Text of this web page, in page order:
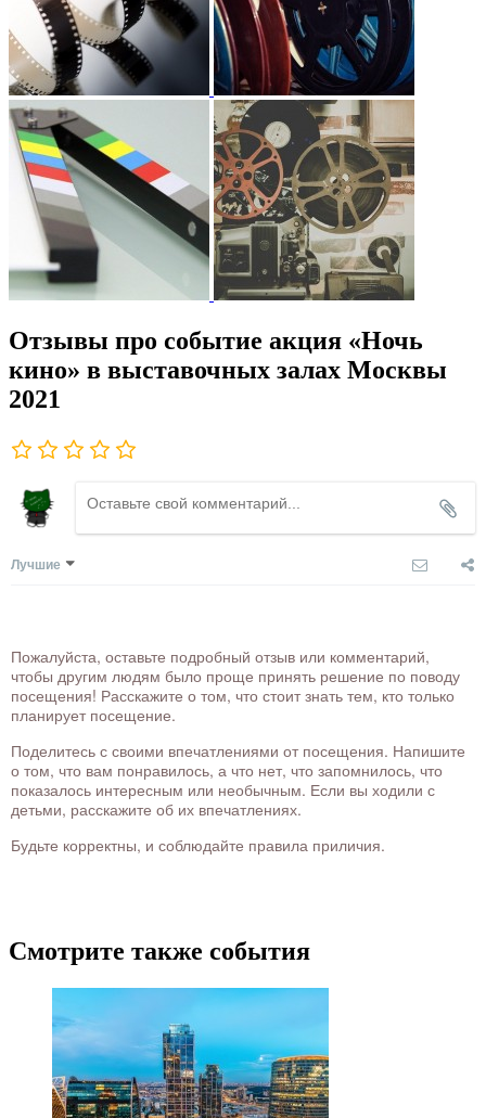
Отзывы про событие акция «Ночь
кино» в выставочных залах Москвы
2021
Лучшие
Пожалуйста, оставьте подробный отзыв или комментарий,
чтобы другим людям было проще принять решение по поводу
посещения! Расскажите о том, что стоит знать тем, кто только
планирует посещение.
Поделитесь с своими впечатлениями от посещения. Напишите
о том, что вам понравилось, а что нет, что запомнилось, что
показалось интересным или необычным. Если вы ходили с
детьми, расскажите об их впечатлениях.
Будьте корректны, и соблюдайте правила приличия.
Смотрите также события